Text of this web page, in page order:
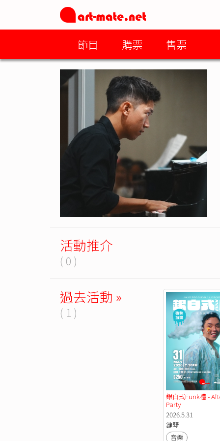
節目 購票 售票
活動推介
( 0 )
過去活動 »
( 1 )
銀白式Funk禮 -
Party
2026.5.31
鍵琴
音樂